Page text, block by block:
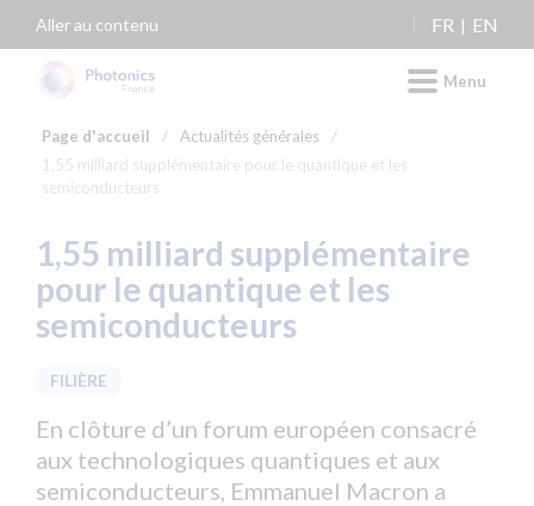
Aller au contenu FR EN
Menu
Page d'accueil / Actualités générales
/
1,55 milliard supplémentaire pour le quantique et les
semiconducteurs
1,55 milliard supplémentaire
pour le quantique et les
semiconducteurs
FILIÈRE
En clôture d’un forum européen consacré
aux technologiques quantiques et aux
semiconducteurs, Emmanuel Macron a